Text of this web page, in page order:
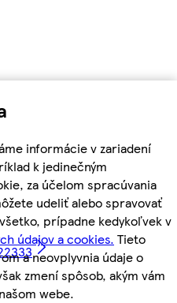
informácie v zariadení
k jedinečným
za účelom spracúvania
udeliť alebo spravovať
prípadne kedykoľvek v
údajov a cookies. Tieto
a neovplyvnia údaje o
zmení spôsob, akým vám
webe.